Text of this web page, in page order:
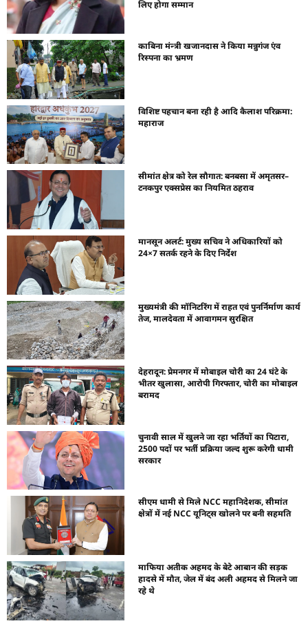
लिए होगा सम्मान
काबिना मंन्त्री खजानदास ने किया मन्नुगंज एंव
रिस्पना का भ्रमण
विशिष्ट पहचान बना रही है आदि कैलाश परिक्रमा:
महाराज
सीमांत क्षेत्र को रेल सौगात: बनबसा में अमृतसर–
टनकपुर एक्सप्रेस का नियमित ठहराव
मानसून अलर्ट: मुख्य सचिव ने अधिकारियों को
24×7 सतर्क रहने के दिए निर्देश
मुख्यमंत्री की मॉनिटरिंग में राहत एवं पुनर्निर्माण कार्य
तेज, मालदेवता में आवागमन सुरक्षित
देहरादून: प्रेमनगर में मोबाइल चोरी का 24 घंटे के
भीतर खुलासा, आरोपी गिरफ्तार, चोरी का मोबाइल
बरामद
चुनावी साल में खुलने जा रहा भर्तियों का पिटारा,
2500 पदों पर भर्ती प्रक्रिया जल्द शुरू करेगी धामी
सरकार
सीएम धामी से मिले NCC महानिदेशक, सीमांत
क्षेत्रों में नई NCC यूनिट्स खोलने पर बनी सहमति
माफिया अतीक अहमद के बेटे आबान की सड़क
हादसे में मौत, जेल में बंद अली अहमद से मिलने जा
रहे थे